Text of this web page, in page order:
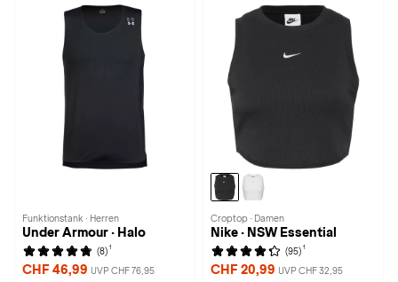
Funktionstank · Herren
Under Armour · Halo
(8) 1
CHF 46,99 UVP CHF 76,95
Croptop · Damen
Nike · NSW Essential
(95) 1
CHF 20,99 UVP CHF 32,95